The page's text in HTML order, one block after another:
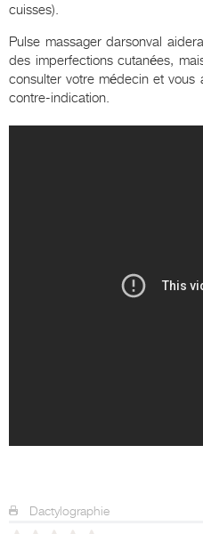
cuisses).
Pulse massager darsonval
des imperfections cutanées,
consulter votre médecin et vous
contre-indication.
Dactylographie